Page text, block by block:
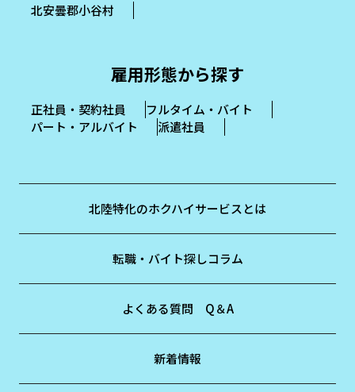
北安曇郡小谷村
雇用形態から探す
正社員・契約社員
フルタイム・バイト
パート・アルバイト
派遣社員
北陸特化のホクハイサービスとは
転職・バイト探しコラム
よくある質問 Q＆A
新着情報